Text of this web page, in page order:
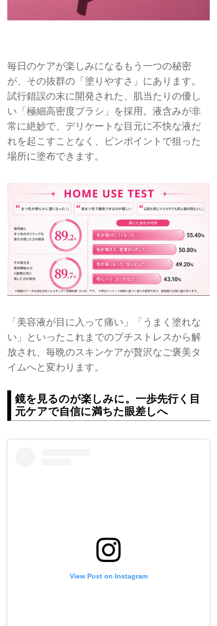
毎日のケアが楽しみになるもう一つの秘密
が、その抜群の「塗りやすさ」にあります。
試行錯誤の末に開発された、肌当たりの優し
い「極細高密度ブラシ」を採用。液含みが非
常に絶妙で、デリケートな目元に不快な液だ
れを起こすことなく、ピンポイントで狙った
場所に塗布できます。
「美容液が目に入って痛い」「うまく塗れな
い」といったこれまでのプチストレスから解
放され、毎晩のスキンケアが贅沢なご褒美タ
イムへと変わります。
鏡を見るのが楽しみに。一歩先行く目
元ケアで自信に満ちた眼差しへ
View Post on Instagram